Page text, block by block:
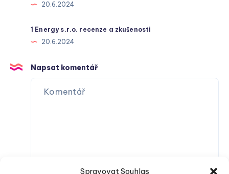
Spravovat Souhlas
20.6.2024
1 Energy s.r.o. recenze a zkušenosti
20.6.2024
Napsat komentář